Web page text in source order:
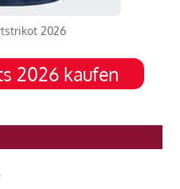
2026
2026 kaufen